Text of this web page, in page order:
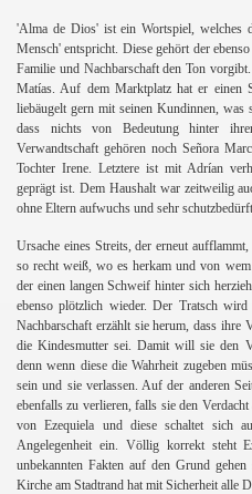
'Alma de Dios' ist ein Wortspiel, welches
Mensch' entspricht. Diese gehört der
Familie und Nachbarschaft den Ton
Matías. Auf dem Marktplatz hat er einen
liebäugelt gern mit seinen Kundinnen,
dass nichts von Bedeutung hinter
Verwandtschaft gehören noch Señora
Tochter Irene. Letztere ist mit Adrían
geprägt ist. Dem Haushalt war zeitweilig
ohne Eltern aufwuchs und sehr
Ursache eines Streits, der erneut
so recht weiß, wo es herkam und von
der einen langen Schweif hinter sich
ebenso plötzlich wieder. Der Tratsch
Nachbarschaft erzählt sie herum, dass ihre
die Kindesmutter sei. Damit will sie den
denn wenn diese die Wahrheit zugeben
sein und sie verlassen. Auf der anderen
ebenfalls zu verlieren, falls sie den
von Ezequiela und diese schaltet sich
Angelegenheit ein. Völlig korrekt steht
unbekannten Fakten auf den Grund
Kirche am Stadtrand hat mit Sicherheit alle